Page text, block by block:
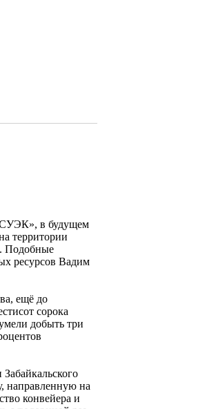
в будущем
территории
Подобные
ресурсов Вадим
ещё до
сорока
добыть три
направленную на
конвейера и